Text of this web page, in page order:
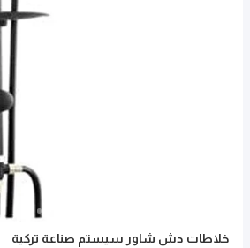
خلاطات دش شاور سيستم صناعة تركية